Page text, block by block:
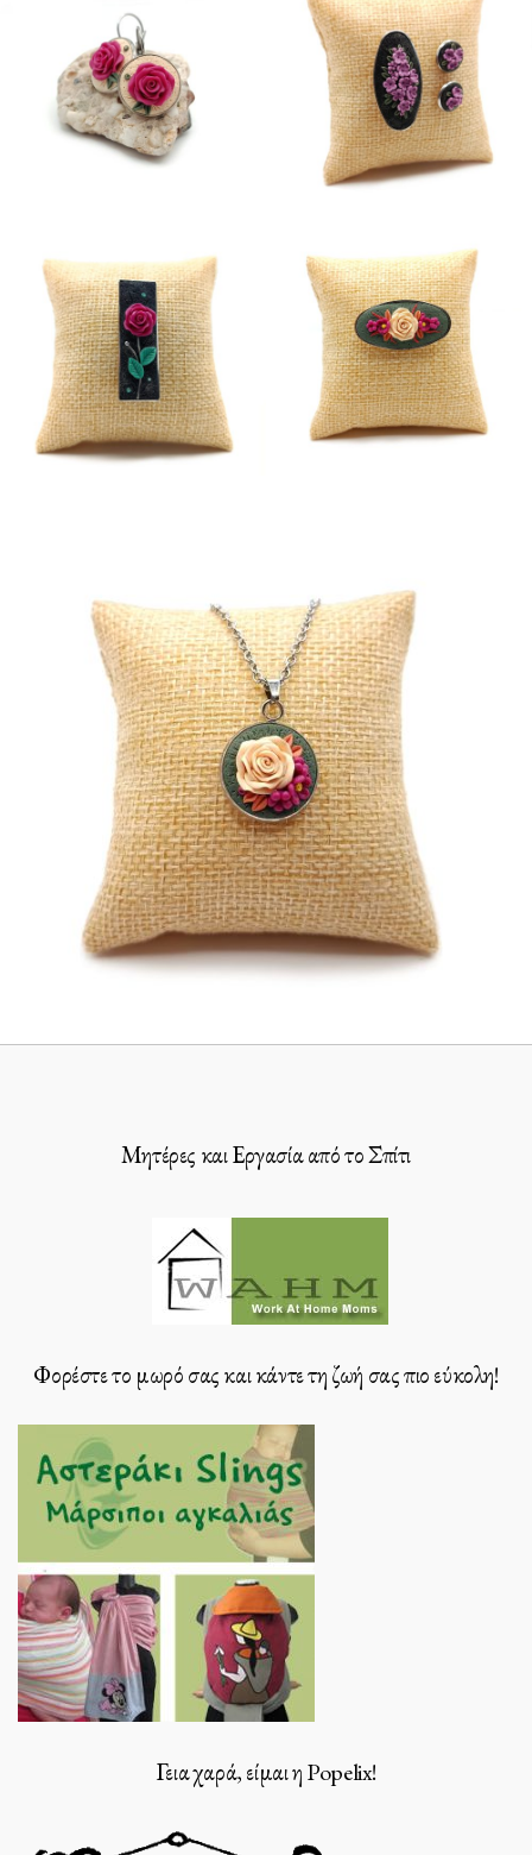
Μητέρες και Εργασία από το Σπίτι
Φορέστε το μωρό σας και κάντε τη ζωή σας πιο εύκολη!
Γεια χαρά, είμαι η Popelix!